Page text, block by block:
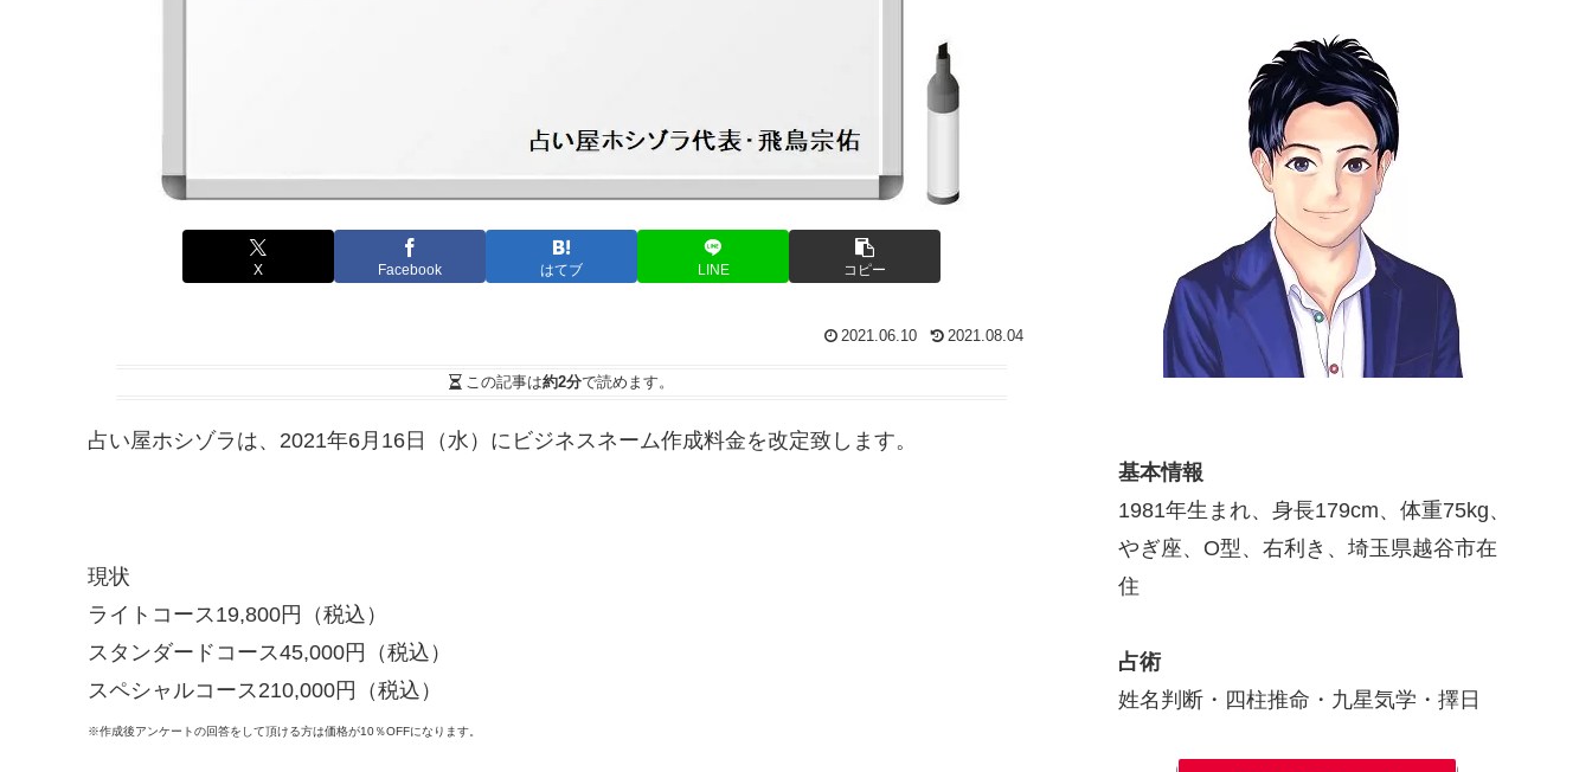
X Facebook はてブ LINE コピー
2021.06.10 2021.08.04
この記事は約2分で読めます。
占い屋ホシゾラは、2021年6月16日（水）にビジネスネーム作成料金を改定致します。
現状
ライトコース19,800円（税込）
スタンダードコース45,000円（税込）
スペシャルコース210,000円（税込）
※作成後アンケートの回答をして頂ける方は価格が10％OFFになります。
基本情報
1981年生まれ、身長179cm、体重75kg、
やぎ座、O型、右利き、埼玉県越谷市在
住
占術
姓名判断・四柱推命・九星気学・擇日